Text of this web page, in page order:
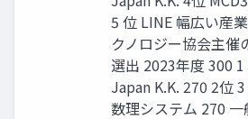
5 位 LINE 幅広い産
クノロジー協会主催
選出 2023年度 300
Japan K.K. 270 2位
数理システム 270